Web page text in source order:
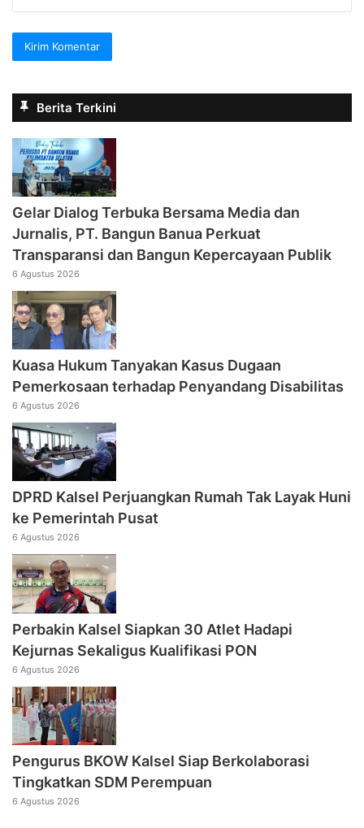
Berita Terkini
Gelar Dialog Terbuka Bersama Media dan
Jurnalis, PT. Bangun Banua Perkuat
Transparansi dan Bangun Kepercayaan Publik
6 Agustus 2026
Kuasa Hukum Tanyakan Kasus Dugaan
Pemerkosaan terhadap Penyandang Disabilitas
6 Agustus 2026
DPRD Kalsel Perjuangkan Rumah Tak Layak Huni
ke Pemerintah Pusat
6 Agustus 2026
Perbakin Kalsel Siapkan 30 Atlet Hadapi
Kejurnas Sekaligus Kualifikasi PON
6 Agustus 2026
Pengurus BKOW Kalsel Siap Berkolaborasi
Tingkatkan SDM Perempuan
6 Agustus 2026